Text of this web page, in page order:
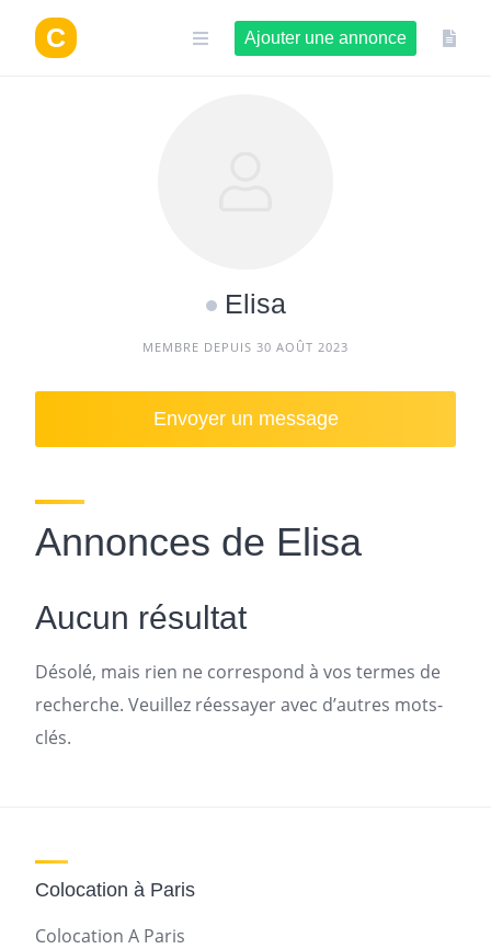
contenu
Ajouter une annonce
Elisa
MEMBRE DEPUIS 30 AOÛT 2023
Envoyer un message
Annonces de Elisa
Aucun résultat
Désolé, mais rien ne correspond à vos termes de
recherche. Veuillez réessayer avec d’autres mots-
clés.
Colocation à Paris
Colocation A Paris